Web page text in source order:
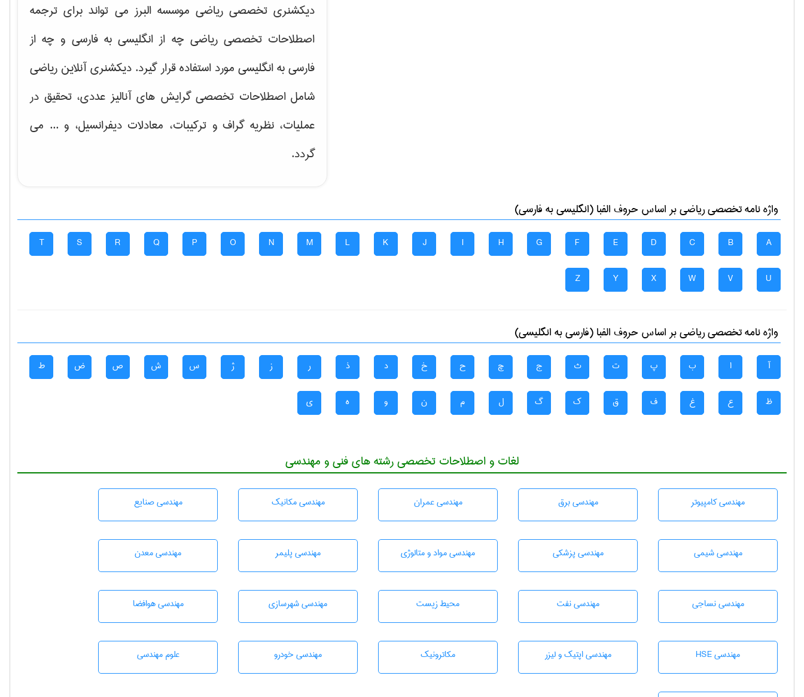
دیکشنری تخصصی ریاضی موسسه البرز می تواند برای ترجمه
اصطلاحات تخصصی ریاضی چه از انگلیسی به فارسی و چه از
فارسی به انگلیسی مورد استفاده قرار گیرد. دیکشنری آنلاین ریاضی
شامل اصطلاحات تخصصی گرایش هایآنالیز عددی، تحقیق در
عملیات، نظریه گراف و تركیبات، معادلات دیفرانسیل، و ... می
گردد.
واژه نامه تخصصیرياضیبر اساس حروف الفبا (انگلیسی به فارسی)
A
B
C
D
E
F
G
H
I
J
K
L
M
N
O
P
Q
R
S
T
U
V
W
X
Y
Z
واژه نامه تخصصیرياضیبر اساس حروف الفبا (فارسی به انگلیسی)
آ ا ب پ ت ث ج چ ح خ د ذ ر ز ژ س ش ص ض ط
ظ ع غ ف ق ک گ ل م ن و ه ی
لغات و اصطلاحات تخصصی رشته های فنی و مهندسی
مهندسی كامپيوتر مهندسی برق مهندسی عمران مهندسی مکانیک مهندسی صنايع
مهندسي شيمی مهندسی پزشکی مهندسی مواد و متالوژی مهندسی پليمر مهندسی معدن
مهندسي نساجی مهندسی نفت محيط زيست مهندسی شهرسازی مهندسی هوافضا
مهندسی HSE مهندسی اپتیک و لیزر مکاترونیک مهندسی خودرو علوم مهندسی